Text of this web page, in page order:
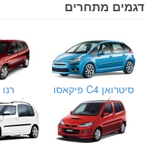
דגמים מתחרים
סיטרואן C4 פיקאסו